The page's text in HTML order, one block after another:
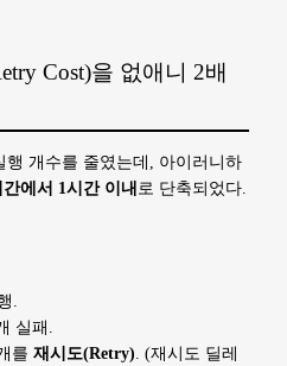
Cost)을 없애니 2배
개수를 줄였는데, 아이러니하
간에서 1시간 이내 로 단축되었다.
.
실패.
를 재시도(Retry) . (재시도 딜레